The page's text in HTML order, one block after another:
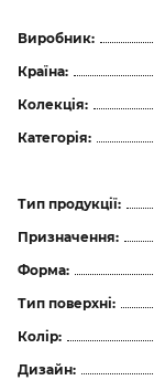
Виробник:
Країна:
Колекція:
Категорія:
Тип продукції:
Призначення:
Форма:
Тип поверхні:
Колір:
Дизайн: